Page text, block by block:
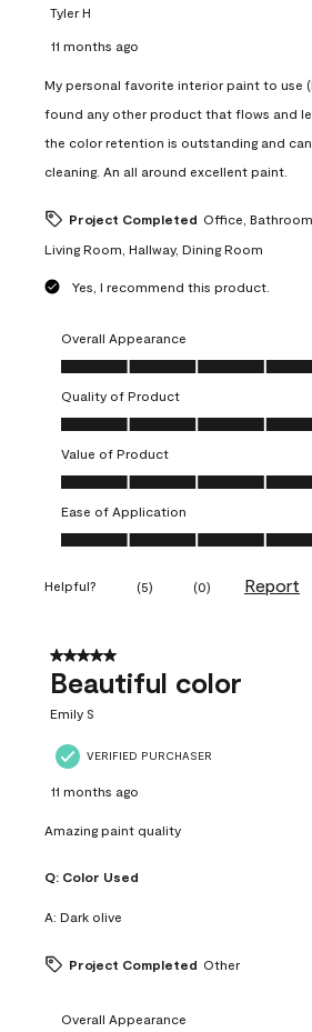
Tyler H
11 months ago
My personal favorite interior paint to use
found any other product that flows and
the color retention is outstanding and
cleaning. An all around excellent paint.
Project Completed Office,
Living Room, Hallway, Dining Room
Yes, I recommend this product.
Overall Appearance
Overall Appearance, 5.0 out of 5
Quality of Product
Quality of Product, 5.0 out of 5
Value of Product
Value of Product, 5.0 out of 5
Ease of Application
Ease of Application, 5.0 out of 5
Helpful? (5) (0) Report
5 out of 5 stars.
Beautiful color
Emily S
VERIFIED PURCHASER
11 months ago
Amazing paint quality
Q: Color Used
A: Dark olive
Project Completed Other
Overall Appearance